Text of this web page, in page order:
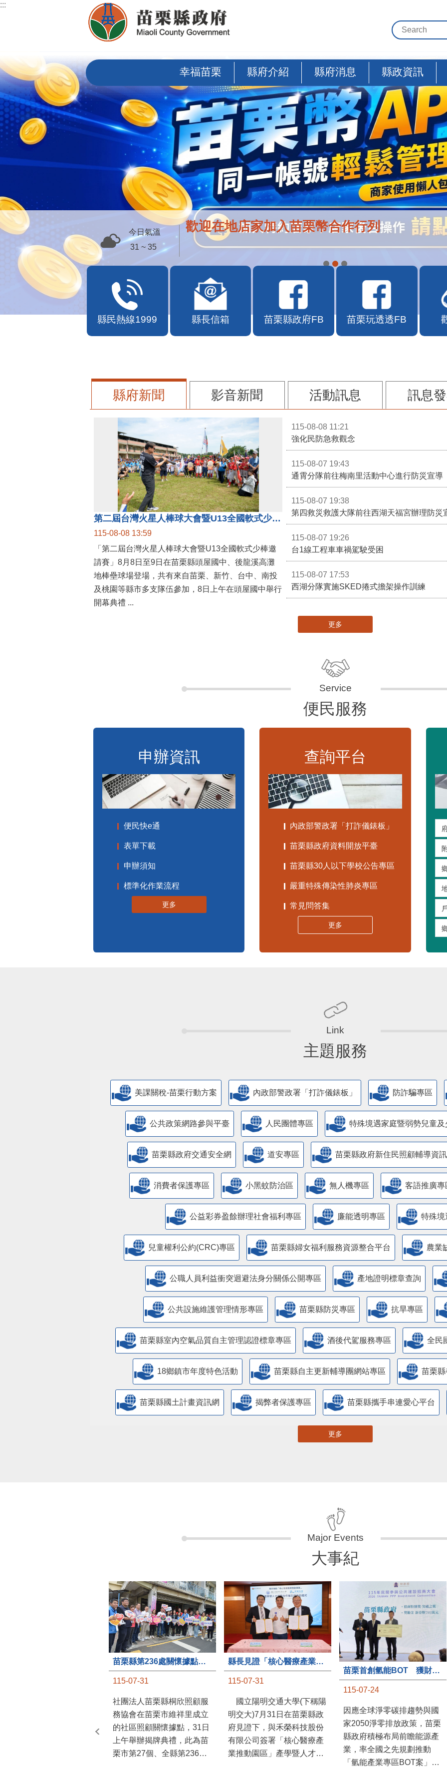
跳到主要內容區塊
:::
幸福苗栗 縣府介紹 縣府消息 縣政資訊
歡迎在地店家加入苗栗幣合作行列
今日氣溫
31 ~ 35
縣民熱線1999 縣長信箱 苗栗縣政府FB 苗栗玩透透FB
縣府新聞 影音新聞 活動訊息 訊息
第二屆台灣火星人棒球大會暨U13全國軟式少棒邀請賽在苗栗舉辦
115-08-08 13:59
「第二屆台灣火星人棒球大會暨U13全國軟式少棒邀
請賽」8月8日至9日在苗栗縣頭屋國中、後龍溪高灘
地棒壘球場登場，共有來自苗栗、新竹、台中、南投
及桃園等縣市多支隊伍參加，8日上午在頭屋國中舉行
開幕典禮 ...
115-08-08 11:21
強化民防急救觀念
115-08-07 19:43
通霄分隊前往梅南里活動中心進行防災宣導
115-08-07 19:38
第四救災救護大隊前往西湖天福宮辦理防災
115-08-07 19:26
台1線工程車車禍駕駛受困
115-08-07 17:53
西湖分隊實施SKED捲式擔架操作訓練
更多
便民服務
申辦資訊
便民快e通
表單下載
申辦須知
標準化作業流程
更多
查詢平台
內政部警政署「打詐儀錶板」
苗栗縣政府資料開放平臺
苗栗縣30人以下學校公告專區
嚴重特殊傳染性肺炎專區
常見問答集
更多
主題服務
美課關稅-苗栗行動方案 內政部警政署「打詐儀錶板」 防詐騙專區
公共政策網路參與平臺 人民團體專區 特殊境遇家庭暨弱勢兒童
苗栗縣政府交通安全網 道安專區 苗栗縣政府新住民照顧輔導資
消費者保護專區 小黑蚊防治區 無人機專區 客語推廣專
公益彩券盈餘辦理社會福利專區 廉能透明專區 特殊境
兒童權利公約(CRC)專區 苗栗縣婦女福利服務資源整合平台 農業
公職人員利益衝突迴避法身分關係公開專區 產地證明標章查詢
​公共設施維護管理情形專區 苗栗縣防災專區 抗旱專區
苗栗縣室內空氣品質自主管理認證標章專區 酒後代駕服務專區 全民
18鄉鎮市年度特色活動 苗栗縣自主更新輔導團網站專區 苗栗
苗栗縣國土計畫資訊網 揭弊者保護專區 苗栗縣攜手串連愛心平台
更多
大事紀
苗栗縣第236處關懷據點在苗栗市維祥里揭牌
115-07-31
社團法人苗栗縣桐欣照顧服
務協會在苗栗市維祥里成立
的社區照顧關懷據點，31日
上午舉辦揭牌典禮，此為苗
栗市第27個、全縣第236處
縣長見證「核心醫療產業推動園區」產學合作簽約儀式
115-07-31
國立陽明交通大學(下稱陽
明交大)7月31日在苗栗縣政
府見證下，與禾榮科技股份
有限公司簽署「核心醫療產
業推動園區」產學暨人才培
苗栗首創氫能BOT 獲財政部「突破之翼」肯定
115-07-24
因應全球淨零碳排趨勢與國
家2050淨零排放政策，苗栗
縣政府積極布局前瞻能源產
業，率全國之先規劃推動
「氫能產業專區BOT案」，